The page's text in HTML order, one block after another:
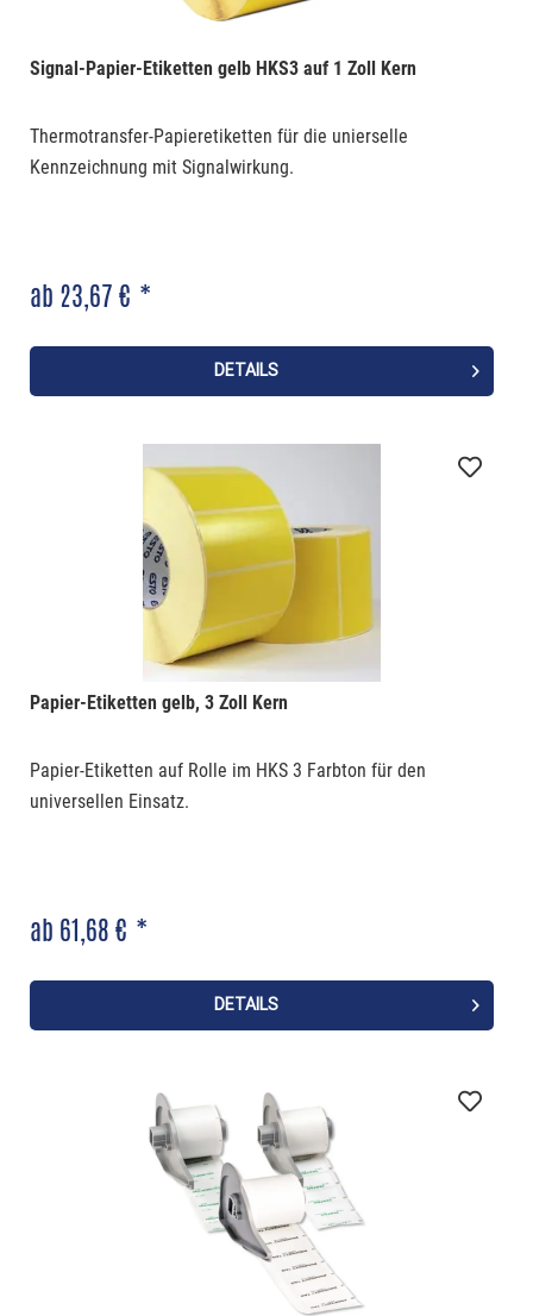
Signal-Papier-Etiketten gelb HKS3 auf 1 Zoll Kern
Thermotransfer-Papieretiketten für die unierselle
Kennzeichnung mit Signalwirkung.
ab 23,67 € *
DETAILS
Papier-Etiketten gelb, 3 Zoll Kern
Papier-Etiketten auf Rolle im HKS 3 Farbton für den
universellen Einsatz.
ab 61,68 € *
DETAILS